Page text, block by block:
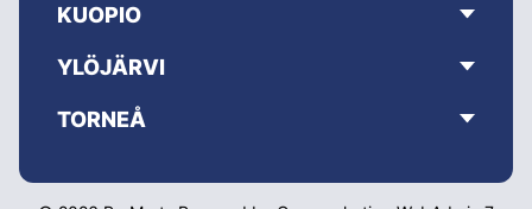
KUOPIO
YLÖJÄRVI
TORNEÅ